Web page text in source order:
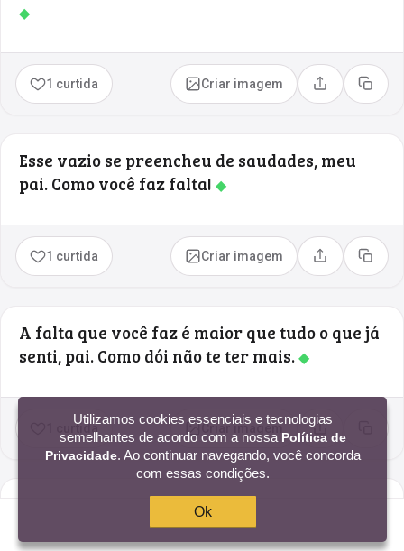
◆
1 curtida Criar imagem Compartilhar
Copiar
Esse vazio se preencheu de saudades, meu
pai. Como você faz falta! ◆
1 curtida Criar imagem Compartilhar
Copiar
A falta que você faz é maior que tudo o que já
senti, pai. Como dói não te ter mais.◆
1 curtida Criar imagem Compartilhar
Copiar
Um vazio no coração e também fora dele,
onde era o seu lugar, pai. Que saudade de
Utilizamos cookies essenciais e tecnologias
semelhantes de acordo com a nossa Política de
Privacidade. Ao continuar navegando, você concorda
com essas condições.
Ok